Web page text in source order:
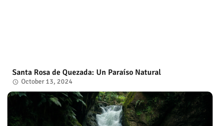
Santa Rosa de Quezada: Un Paraíso Natural
October 13, 2024